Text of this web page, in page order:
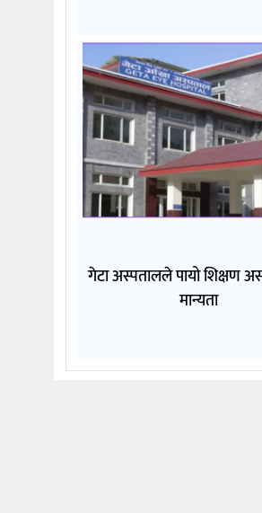
गेटा अस्पतालले पायो शिक्षण
मान्यता